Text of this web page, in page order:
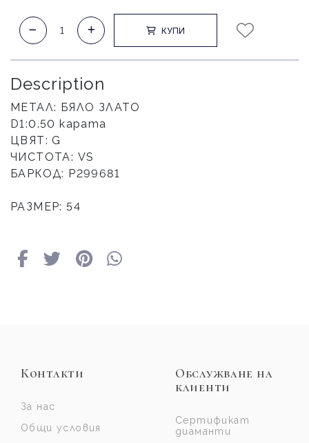
КУПИ
Description
МЕТАЛ: БЯЛО ЗЛАТО
D1:0.50 карата
ЦВЯТ: G
ЧИСТОТА: VS
БАРКОД: Р299681
РАЗМЕР: 54
Контакти
За нас
Общи условия
Обслужване на
клиенти
Сертификат
диаманти